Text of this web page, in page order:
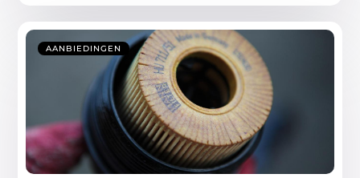
AANBIEDINGEN